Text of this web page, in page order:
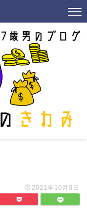
2021年10月9日